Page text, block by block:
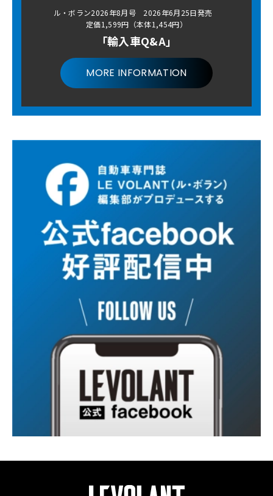
ル・ボラン2026年8月号 2026年6月25日発売
定価1,599円（本体1,454円）
「輸入車Q&A」
MORE INFORMATION